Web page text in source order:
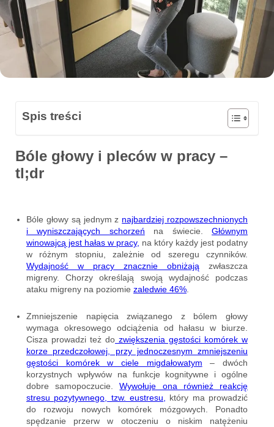
Spis treści
Bóle głowy i pleców w pracy –
tl;dr
Bóle głowy są jednym z najbardziej rozpowszechnionych
i wyniszczających schorzeń na świecie.Głównym
winowajcą jest hałas w pracy, na który każdy jest podatny
w różnym stopniu, zależnie od szeregu czynników.
Wydajność w pracy znacznie obniżają zwłaszcza
migreny. Chorzy określają swoją wydajność podczas
ataku migreny na poziomie zaledwie 46%.
Zmniejszenie napięcia związanego z bólem głowy
wymaga okresowego odciążenia od hałasu w biurze.
Cisza prowadzi też do zwiększenia gęstości komórek w
korze przedczołowej, przy jednoczesnym zmniejszeniu
gęstości komórek w ciele migdałowatym – dwóch
korzystnych wpływów na funkcje kognitywne i ogólne
dobre samopoczucie.Wywołuje ona również reakcję
stresu pozytywnego, tzw. eustresu, który ma prowadzić
do rozwoju nowych komórek mózgowych. Ponadto
spędzanie przerw w otoczeniu o niskim natężeniu